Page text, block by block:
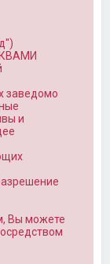
заведомо
и
Вы можете